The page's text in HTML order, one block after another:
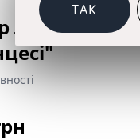
ТАК
Латексні